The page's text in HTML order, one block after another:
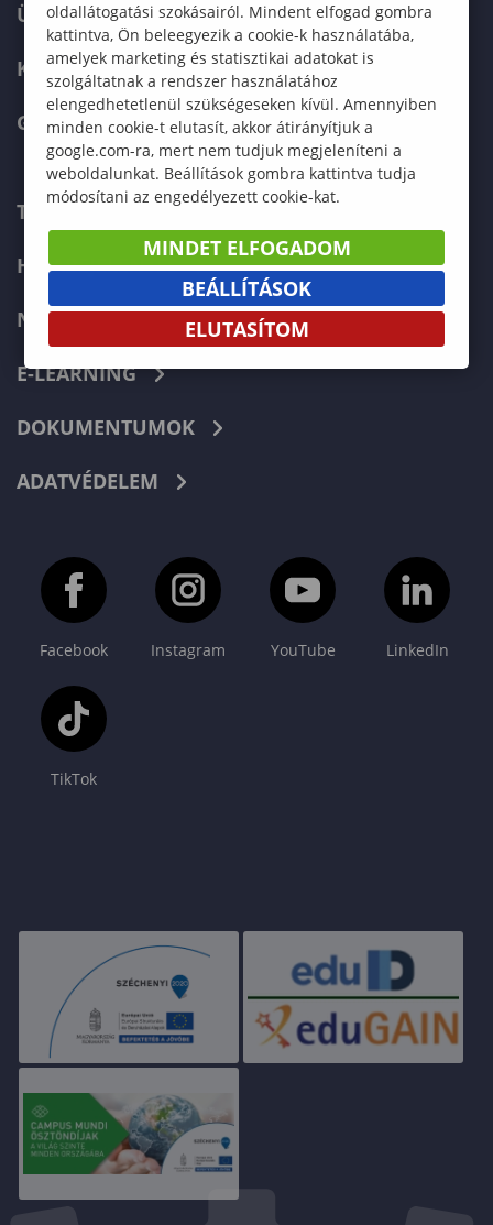
ÜZLETI PARTNEREKNEK
KARRIER
GREEN UNIVERSITY
TELEFONKÖNYV
HIBABEJELENTÉS
NEPTUN
E-LEARNING
DOKUMENTUMOK
ADATVÉDELEM
Facebook Instagram YouTube LinkedIn
TikTok
oldallátogatási szokásairól. Mindent elfogad gombra
kattintva, Ön beleegyezik a cookie-k használatába,
amelyek marketing és statisztikai adatokat is
szolgáltatnak a rendszer használatához
elengedhetetlenül szükségeseken kívül. Amennyiben
minden cookie-t elutasít, akkor átirányítjuk a
google.com-ra, mert nem tudjuk megjeleníteni a
weboldalunkat. Beállítások gombra kattintva tudja
módosítani az engedélyezett cookie-kat.
MINDET ELFOGADOM
BEÁLLÍTÁSOK
ELUTASÍTOM